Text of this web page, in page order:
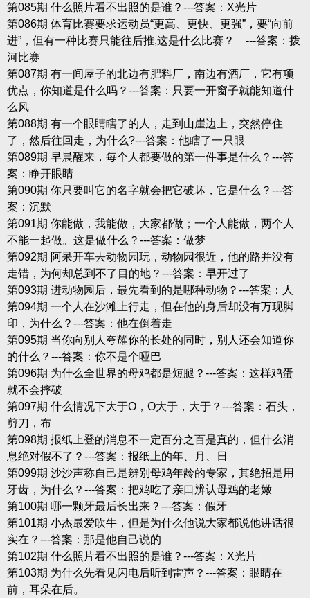
第085期 什么照片看不出照的是谁？---答案：X光片
第086期 体育比赛要求运动员“更高、更快、更强”，要“向前
进”，但有一种比赛只能往后推,这是什么比赛？ ---答案：拨
河比赛
第087期 有一间屋子的北边有肥料厂，南边有酒厂，它有项
优点，你知道是什么吗？---答案：只要一开窗子就能知道什
么风
第088期 有一个眼睛瞎了的人，走到山崖边上，突然停住
了，然后往回走，为什么?---答案：他瞎了一只眼
第089期 早晨醒来，每个人都要做的第一件事是什么？---答
案：睁开眼睛
第090期 你只要叫它的名字就会把它破坏，它是什么？---答
案：沉默
第091期 你能做，我能做，大家都做；一个人能做，两个人
不能一起做。这是做什么？---答案：做梦
第092期 阿呆开车去动物园玩，动物园很近，他的路并没有
走错，为何却总到不了目的地？---答案：早开过了
第093期 进动物园后，最先看到的是哪种动物？---答案：人
第094期 一个人在沙滩上行走，但在他的身后却没有万现脚
印，为什么？---答案：他在倒着走
第095期 当你向别人夸耀你的长处的同时，别人还会知道你
的什么？---答案：你不是个哑巴
第096期 为什么全世界的母鸡都是短腿？---答案：这样鸡蛋
就不会摔破
第097期 什么情况下大于O，O大于，大于？---答案：石头，
剪刀，布
第098期 报纸上登的消息不一定百分之百是真的，但什么消
息绝对假不了？---答案：报纸上的年、月、日
第099期 沙沙声称自己是辨别母鸡年龄的专家，其绝招是用
牙齿，为什么？---答案：把鸡吃了亲口辨认母鸡的老嫩
第100期 哪一颗牙最后长出来？---答案：假牙
第101期 小杰最爱吹牛，但是为什么他说大家都说他讲话很
实在？---答案：那是他自己说的
第102期 什么照片看不出照的是谁？---答案：X光片
第103期 为什么先看见闪电后听到雷声？---答案：眼睛在
前，耳朵在后。